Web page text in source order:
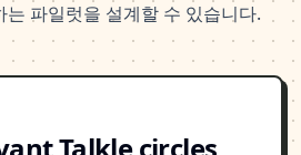
파일럿을 설계할 수 있습니다.